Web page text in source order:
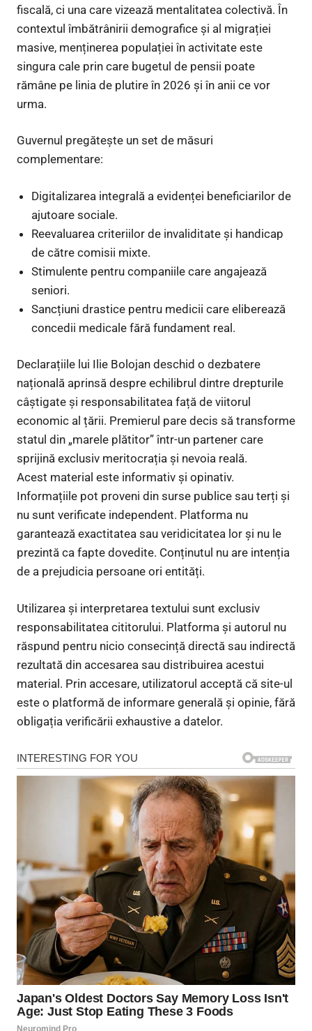
fiscală, ci una care vizează mentalitatea colectivă. În
contextul îmbătrânirii demografice și al migrației
masive, menținerea populației în activitate este
singura cale prin care bugetul de pensii poate
rămâne pe linia de plutire în 2026 și în anii ce vor
urma.
Guvernul pregătește un set de măsuri
complementare:
Digitalizarea integrală a evidenței beneficiarilor de
ajutoare sociale.
Reevaluarea criteriilor de invaliditate și handicap
de către comisii mixte.
Stimulente pentru companiile care angajează
seniori.
Sancțiuni drastice pentru medicii care eliberează
concedii medicale fără fundament real.
Declarațiile lui Ilie Bolojan deschid o dezbatere
națională aprinsă despre echilibrul dintre drepturile
câștigate și responsabilitatea față de viitorul
economic al țării. Premierul pare decis să transforme
statul din „marele plătitor” într-un partener care
sprijină exclusiv meritocrația și nevoia reală.
Acest material este informativ și opinativ.
Informațiile pot proveni din surse publice sau terți și
nu sunt verificate independent. Platforma nu
garantează exactitatea sau veridicitatea lor și nu le
prezintă ca fapte dovedite. Conținutul nu are intenția
de a prejudicia persoane ori entități.
Utilizarea și interpretarea textului sunt exclusiv
responsabilitatea cititorului. Platforma și autorul nu
răspund pentru nicio consecință directă sau indirectă
rezultată din accesarea sau distribuirea acestui
material. Prin accesare, utilizatorul acceptă că site-ul
este o platformă de informare generală și opinie, fără
obligația verificării exhaustive a datelor.